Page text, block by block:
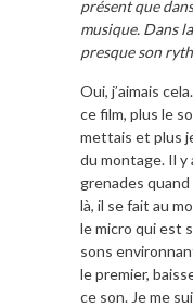
présent que
musique. Dans
presque son
Oui, j’aimais
ce film, plus le
mettais et plus
du montage. Il y
grenades
là, il se fait au
le micro qui est
sons
le premier,
ce son. Je me